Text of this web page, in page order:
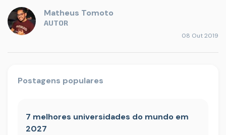
Matheus Tomoto
AUTOR
08 Out 2019
Postagens populares
7 melhores universidades do mundo em
2027